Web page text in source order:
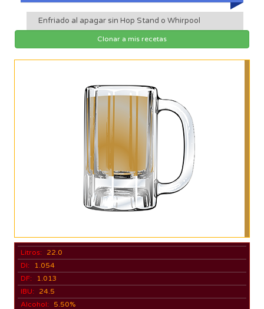
Enfriado al apagar sin Hop Stand o Whirpool
Clonar a mis recetas
Litros:
22.0
DI:
1.054
DF:
1.013
IBU:
24.5
Alcohol:
5.50%